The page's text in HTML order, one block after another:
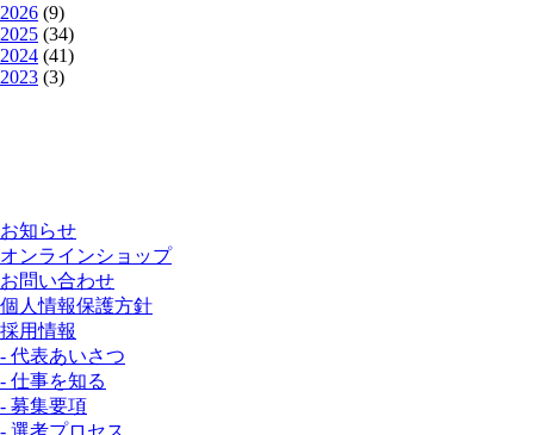
2026 (9)
2025 (34)
2024 (41)
2023 (3)
お知らせ
オンラインショップ
お問い合わせ
個人情報保護方針
採用情報
- 代表あいさつ
- 仕事を知る
- 募集要項
- 選考プロセス